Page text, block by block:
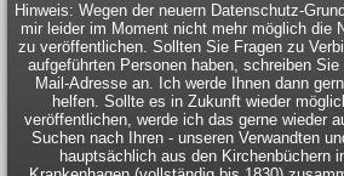
Hinweis: Wegen der neuern Datenschutz-
mir leider im Moment nicht mehr möglich die
zu veröffentlichen. Sollten Sie Fragen zu
aufgeführten Personen haben, schreiben
Mail-Adresse an. Ich werde Ihnen dann
helfen. Sollte es in Zukunft wieder
veröffentlichen, werde ich das gerne wieder
Suchen nach Ihren - unseren Verwandten
hauptsächlich aus den Kirchenbüchern